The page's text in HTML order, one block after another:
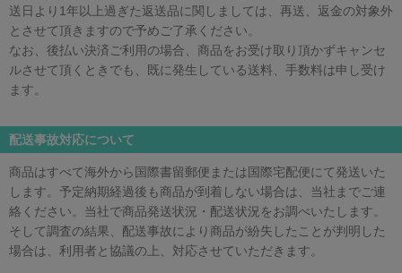
送日より1年以上過ぎた返送品に関しましては、再送、返金の対象外
とさせて頂きますので予めご了承ください。
なお、後払い決済ご利用の場合、商品をお受け取り頂かずキャンセ
ルさせて頂くときでも、既に発生している送料、手数料は申し受け
ます。
配送事故対応について
商品はすべて海外から国際書留郵便または国際宅配便にて発送いた
します。予定納期経過後も商品が到着しない場合は、当社までご連
絡ください。当社で商品発送状況・配送状況をお調べいたします。
そして調査の結果、配送事故により商品が紛失したことが判明した
場合は、利用者と協議の上、対応させていただきます。